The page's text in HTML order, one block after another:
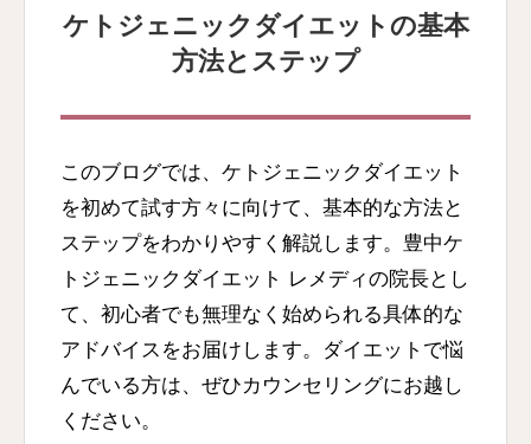
ケトジェニックダイエットの基本
方法とステップ
このブログでは、ケトジェニックダイエット
を初めて試す方々に向けて、基本的な方法と
ステップをわかりやすく解説します。豊中ケ
トジェニックダイエット レメディの院長とし
て、初心者でも無理なく始められる具体的な
アドバイスをお届けします。ダイエットで悩
んでいる方は、ぜひカウンセリングにお越し
ください。